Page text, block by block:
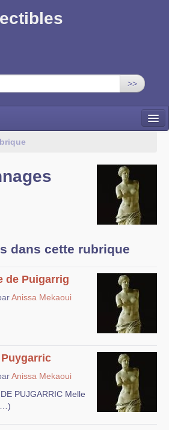
>>
dans cette rubrique
de Puigarrig
Anissa Mekaoui
Anissa Mekaoui
PUJGARRIC Melle